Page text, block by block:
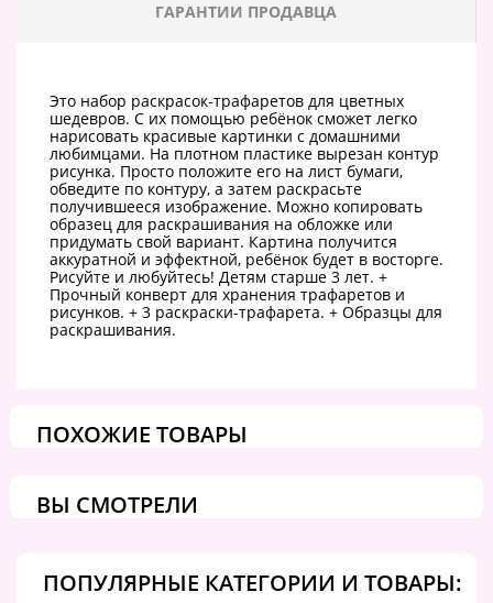
ГАРАНТИИ ПРОДАВЦА
Это набор раскрасок-трафаретов для цветных
шедевров. С их помощью ребёнок сможет легко
нарисовать красивые картинки с домашними
любимцами. На плотном пластике вырезан контур
рисунка. Просто положите его на лист бумаги,
обведите по контуру, а затем раскрасьте
получившееся изображение. Можно копировать
образец для раскрашивания на обложке или
придумать свой вариант. Картина получится
аккуратной и эффектной, ребёнок будет в восторге.
Рисуйте и любуйтесь! Детям старше 3 лет. +
Прочный конверт для хранения трафаретов и
рисунков. + 3 раскраски-трафарета. + Образцы для
раскрашивания.
ПОХОЖИЕ ТОВАРЫ
ВЫ СМОТРЕЛИ
ПОПУЛЯРНЫЕ КАТЕГОРИИ И ТОВАРЫ: